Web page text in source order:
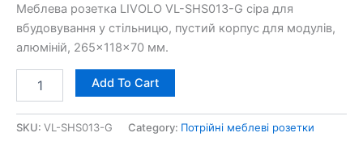
Меблева розетка LIVOLO VL-SHS013-G сіра для
вбудовування у стільницю, пустий корпус для модулів,
алюміній, 265×118×70 мм.
Add To Cart
SKU: VL-SHS013-G Category: Потрійні меблеві розетки